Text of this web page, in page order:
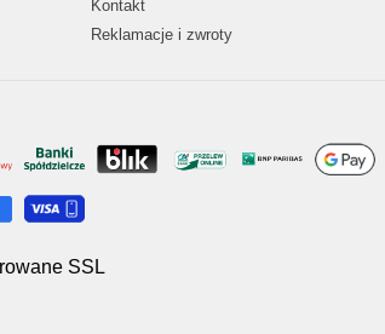
Kontakt
Reklamacje i zwroty
SSL